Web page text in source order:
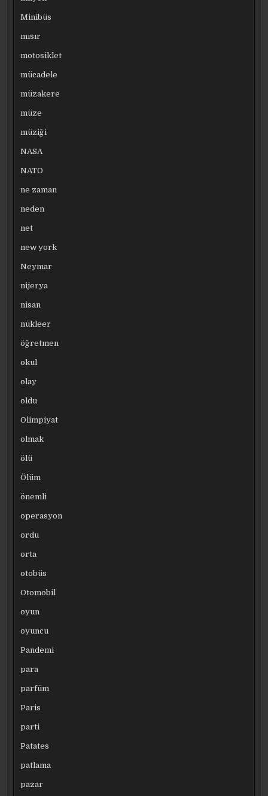
Minibüs
mısır
motosiklet
mücadele
müzakere
müze
müziği
NASA
NATO
ne zaman
neden
net
new york
Neymar
nijerya
nisan
nükleer
öğretmen
okul
olay
oldu
Olimpiyat
olmak
ölü
Ölüm
önemli
operasyon
ordu
orta
otobüs
Otomobil
oyun
oyuncu
Pandemi
para
parfüm
Paris
parti
Patates
patlama
pazar